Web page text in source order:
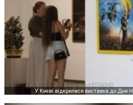
У Києві відкрилася виставка до Дня